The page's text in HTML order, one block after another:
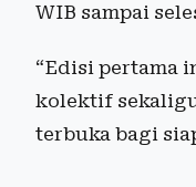
WIB sampai
“Edisi pertama
kolektif
terbuka bagi